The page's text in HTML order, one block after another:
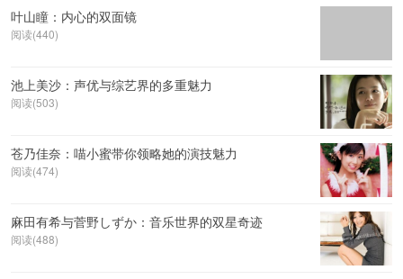
叶山瞳：内心的双面镜
阅读(440)
池上美沙：声优与综艺界的多重魅力
阅读(503)
苍乃佳奈：喵小蜜带你领略她的演技魅力
阅读(474)
麻田有希与菅野しずか：音乐世界的双星奇迹
阅读(488)